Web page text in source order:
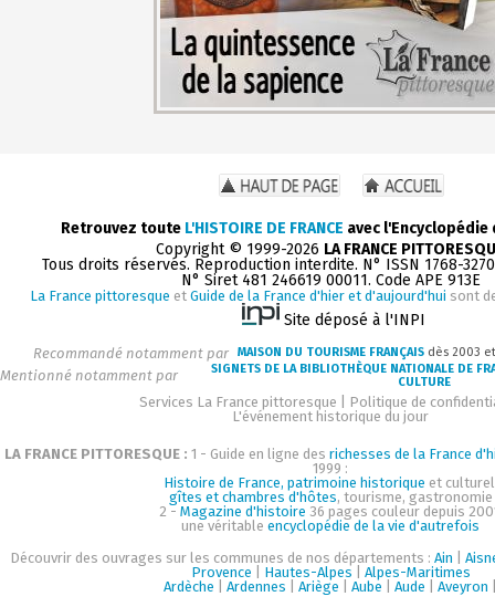
Retrouvez toute L'HISTOIRE DE FRANCE avec
Copyright © 1999-2026 LA FRANCE
Tous droits réservés. Reproduction interdite. N° ISSN 1768-
N° Siret 481 246619 00011. Code APE 913E
La France pittoresque et Guide de la France d'hier et d'aujourd'hui sont
Site déposé à l'INPI
Recommandé notamment par MAISON DU TOURISME FRANÇAIS dès 2003
Mentionné notamment par
SIGNETS DE LA BIBLIOTHÈQUE NATIONALE DE
CULTURE
Services La France pittoresque
Politique de
L'événement historique du jour
LA FRANCE PITTORESQUE : 1 - Guide en ligne des richesses de la France
1999 :
Histoire de France, patrimoine historique et
gîtes et chambres d'hôtes, tourisme, gastronomie
2 - Magazine d'histoire 36 pages couleur depuis
une véritableencyclopédie de la vie d'autrefois
Découvrir des ouvrages sur les communes de nos départements :Ain |
Provence
Hautes-Alpes
Alpes-Maritimes
Ardèche |Ardennes |Ariège |Aube |Aude |Aveyron